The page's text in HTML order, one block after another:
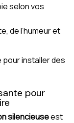
selon vos
de l’humeur et
pour installer des
pour
silencieuseest